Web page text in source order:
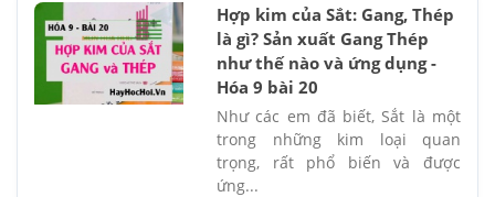
Hợp kim của Sắt: Gang, Thép
là gì? Sản xuất Gang Thép
như thế nào và ứng dụng -
Hóa 9 bài 20
Như các em đã biết, Sắt là một
trong những kim loại quan
trọng, rất phổ biến và được
ứng...